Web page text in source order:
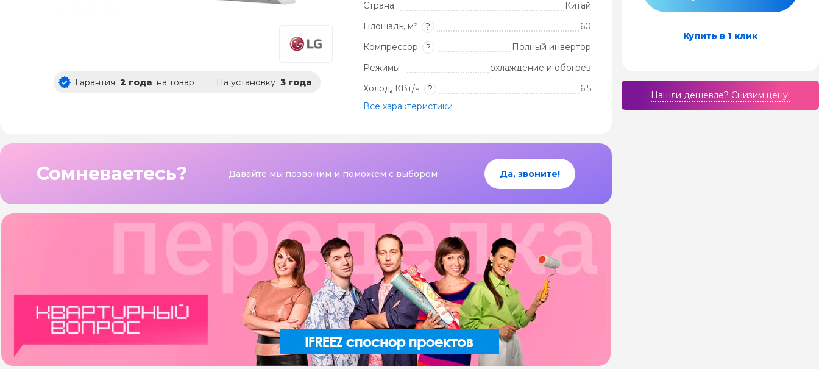
Гарантия 2 года на товар На установку 3 года
Страна
Китай
Площадь, м²
?
60
Компрессор
?
Полный инвертор
Режимы
охлаждение и обогрев
Холод, КВт/ч
?
6.5
Все характеристики
Сомневаетесь? Давайте мы позвоним и поможем с выбором Да, звоните!
Купить в 1 клик
Нашли дешевле? Cнизим цену!